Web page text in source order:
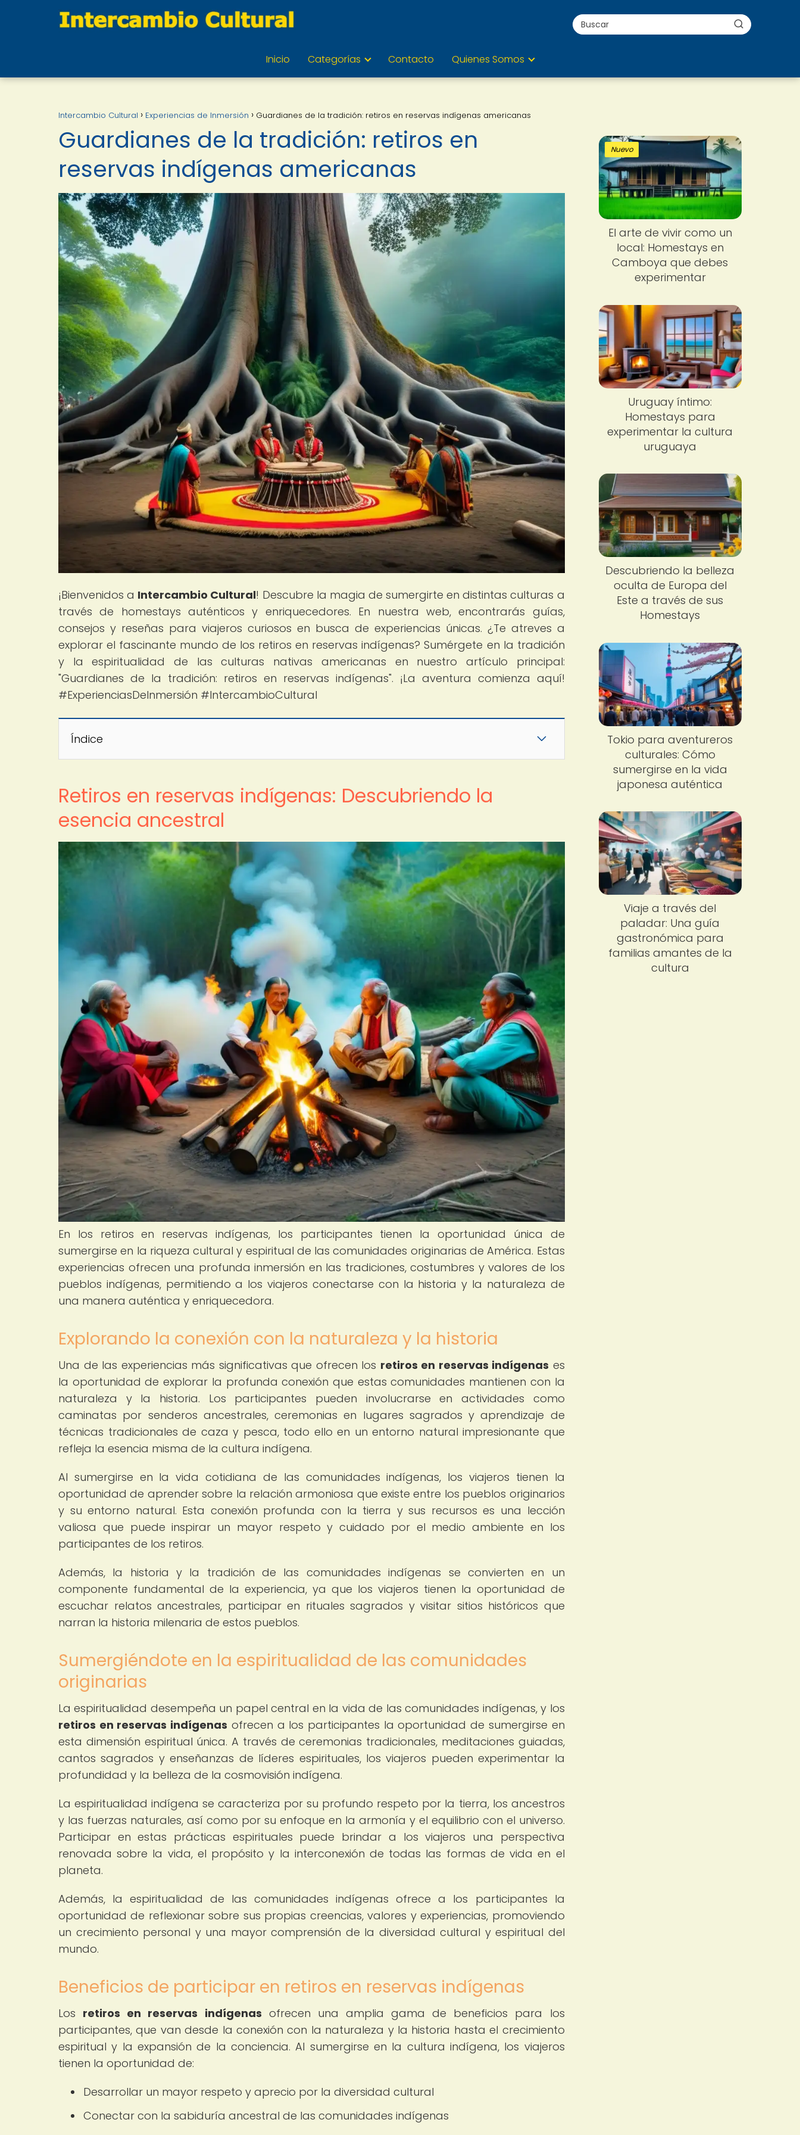
Inicio Categorías Contacto Quienes Somos
Intercambio Cultural Experiencias de Inmersión Guardianes de la tradición: retiros en reservas indígenas americanas
Guardianes de la tradición: retiros en
reservas indígenas americanas
¡Bienvenidos a Intercambio Cultural! Descubre la magia de sumergirte en distintas culturas a
través de homestays auténticos y enriquecedores. En nuestra web, encontrarás guías,
consejos y reseñas para viajeros curiosos en busca de experiencias únicas. ¿Te atreves a
explorar el fascinante mundo de los retiros en reservas indígenas? Sumérgete en la tradición
y la espiritualidad de las culturas nativas americanas en nuestro artículo principal:
"Guardianes de la tradición: retiros en reservas indígenas". ¡La aventura comienza aquí!
#ExperienciasDeInmersión #IntercambioCultural
Índice
Retiros en reservas indígenas: Descubriendo la
esencia ancestral
En los retiros en reservas indígenas, los participantes tienen la oportunidad única de
sumergirse en la riqueza cultural y espiritual de las comunidades originarias de América. Estas
experiencias ofrecen una profunda inmersión en las tradiciones, costumbres y valores de los
pueblos indígenas, permitiendo a los viajeros conectarse con la historia y la naturaleza de
una manera auténtica y enriquecedora.
Explorando la conexión con la naturaleza y la historia
Una de las experiencias más significativas que ofrecen los retiros en reservas indígenas es
la oportunidad de explorar la profunda conexión que estas comunidades mantienen con la
naturaleza y la historia. Los participantes pueden involucrarse en actividades como
caminatas por senderos ancestrales, ceremonias en lugares sagrados y aprendizaje de
técnicas tradicionales de caza y pesca, todo ello en un entorno natural impresionante que
refleja la esencia misma de la cultura indígena.
Al sumergirse en la vida cotidiana de las comunidades indígenas, los viajeros tienen la
oportunidad de aprender sobre la relación armoniosa que existe entre los pueblos originarios
y su entorno natural. Esta conexión profunda con la tierra y sus recursos es una lección
valiosa que puede inspirar un mayor respeto y cuidado por el medio ambiente en los
participantes de los retiros.
Además, la historia y la tradición de las comunidades indígenas se convierten en un
componente fundamental de la experiencia, ya que los viajeros tienen la oportunidad de
escuchar relatos ancestrales, participar en rituales sagrados y visitar sitios históricos que
narran la historia milenaria de estos pueblos.
Sumergiéndote en la espiritualidad de las comunidades
originarias
La espiritualidad desempeña un papel central en la vida de las comunidades indígenas, y los
retiros en reservas indígenas ofrecen a los participantes la oportunidad de sumergirse en
esta dimensión espiritual única. A través de ceremonias tradicionales, meditaciones guiadas,
cantos sagrados y enseñanzas de líderes espirituales, los viajeros pueden experimentar la
profundidad y la belleza de la cosmovisión indígena.
La espiritualidad indígena se caracteriza por su profundo respeto por la tierra, los ancestros
y las fuerzas naturales, así como por su enfoque en la armonía y el equilibrio con el universo.
Participar en estas prácticas espirituales puede brindar a los viajeros una perspectiva
renovada sobre la vida, el propósito y la interconexión de todas las formas de vida en el
planeta.
Además, la espiritualidad de las comunidades indígenas ofrece a los participantes la
oportunidad de reflexionar sobre sus propias creencias, valores y experiencias, promoviendo
un crecimiento personal y una mayor comprensión de la diversidad cultural y espiritual del
mundo.
Beneficios de participar en retiros en reservas indígenas
Los retiros en reservas indígenas ofrecen una amplia gama de beneficios para los
participantes, que van desde la conexión con la naturaleza y la historia hasta el crecimiento
espiritual y la expansión de la conciencia. Al sumergirse en la cultura indígena, los viajeros
tienen la oportunidad de:
Desarrollar un mayor respeto y aprecio por la diversidad cultural
Conectar con la sabiduría ancestral de las comunidades indígenas
Nuevo
El arte de vivir como un
local: Homestays en
Camboya que debes
experimentar
Uruguay íntimo:
Homestays para
experimentar la cultura
uruguaya
Descubriendo la belleza
oculta de Europa del
Este a través de sus
Homestays
Tokio para aventureros
culturales: Cómo
sumergirse en la vida
japonesa auténtica
Viaje a través del
paladar: Una guía
gastronómica para
familias amantes de la
cultura